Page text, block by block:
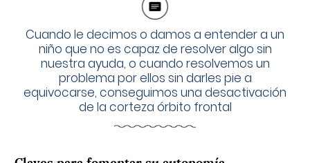
Cuando le decimos o damos a entender a un
niño que no es capaz de resolver algo sin
nuestra ayuda, o cuando resolvemos un
problema por ellos sin darles pie a
equivocarse, conseguimos una desactivación
de la corteza órbito frontal